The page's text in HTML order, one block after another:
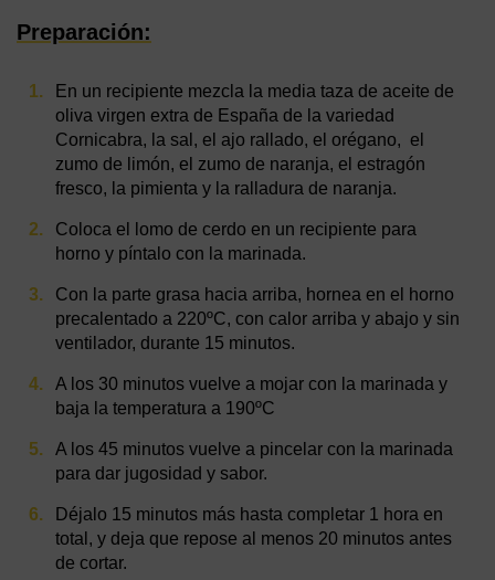
Preparación:
En un recipiente mezcla la media taza de aceite de
oliva virgen extra de España de la variedad
Cornicabra, la sal, el ajo rallado, el orégano, el
zumo de limón, el zumo de naranja, el estragón
fresco, la pimienta y la ralladura de naranja.
Coloca el lomo de cerdo en un recipiente para
horno y píntalo con la marinada.
Con la parte grasa hacia arriba, hornea en el horno
precalentado a 220ºC, con calor arriba y abajo y sin
ventilador, durante 15 minutos.
A los 30 minutos vuelve a mojar con la marinada y
baja la temperatura a 190ºC
A los 45 minutos vuelve a pincelar con la marinada
para dar jugosidad y sabor.
Déjalo 15 minutos más hasta completar 1 hora en
total, y deja que repose al menos 20 minutos antes
de cortar.